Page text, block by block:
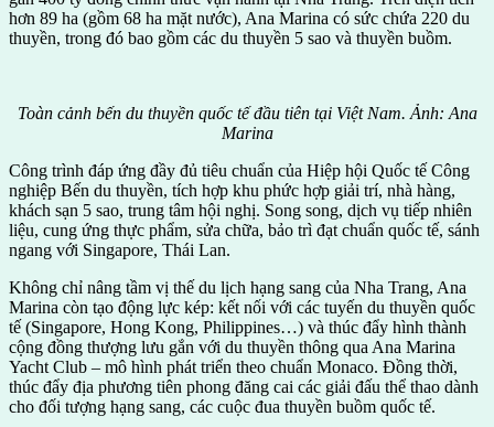
hơn 89 ha (gồm 68 ha mặt nước), Ana Marina có sức chứa 220 du
thuyền, trong đó bao gồm các du thuyền 5 sao và thuyền buồm.
Toàn cảnh bến du thuyền quốc tế đầu tiên tại Việt Nam. Ảnh: Ana
Marina
Công trình đáp ứng đầy đủ tiêu chuẩn của Hiệp hội Quốc tế Công
nghiệp Bến du thuyền, tích hợp khu phức hợp giải trí, nhà hàng,
khách sạn 5 sao, trung tâm hội nghị. Song song, dịch vụ tiếp nhiên
liệu, cung ứng thực phẩm, sửa chữa, bảo trì đạt chuẩn quốc tế, sánh
ngang với Singapore, Thái Lan.
Không chỉ nâng tầm vị thế du lịch hạng sang của Nha Trang, Ana
Marina còn tạo động lực kép: kết nối với các tuyến du thuyền quốc
tế (Singapore, Hong Kong, Philippines…) và thúc đẩy hình thành
cộng đồng thượng lưu gắn với du thuyền thông qua Ana Marina
Yacht Club – mô hình phát triển theo chuẩn Monaco. Đồng thời,
thúc đẩy địa phương tiên phong đăng cai các giải đấu thể thao dành
cho đối tượng hạng sang, các cuộc đua thuyền buồm quốc tế.